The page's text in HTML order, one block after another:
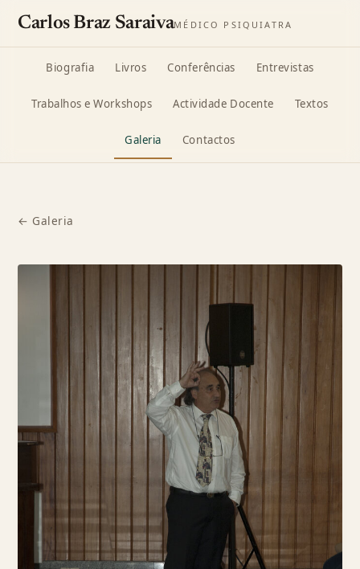
Carlos Braz SaraivaMÉDICO PSIQUIATRA
Biografia Livros Conferências Entrevistas
Trabalhos e Workshops Actividade Docente Textos
Galeria Contactos
← Galeria